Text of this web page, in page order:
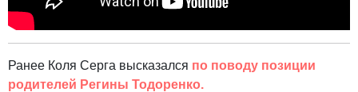
Ранее Коля Серга высказался по поводу позиции
родителей Регины Тодоренко.